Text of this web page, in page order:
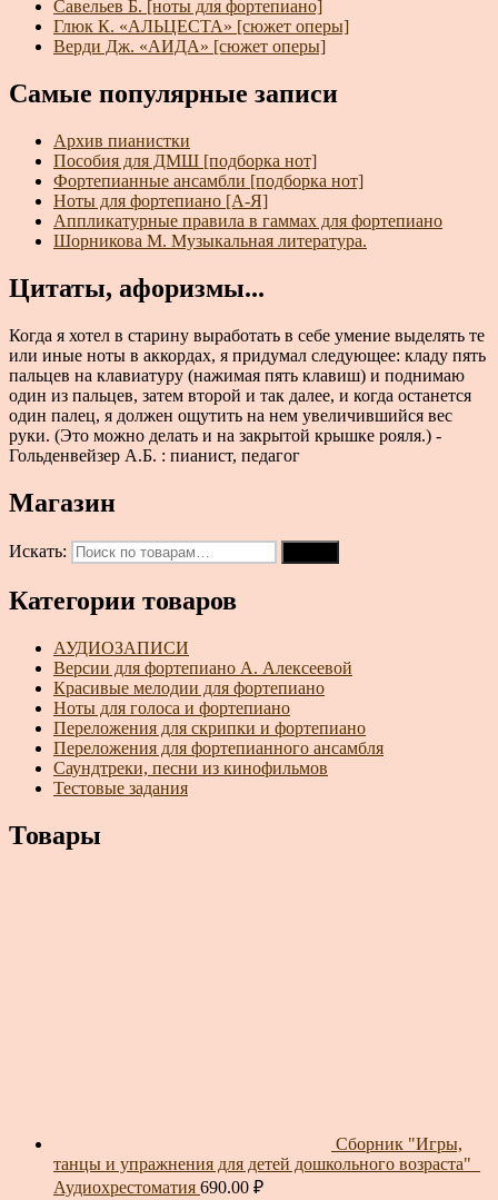
Савельев Б. [ноты для фортепиано]
Глюк К. «АЛЬЦЕСТА» [сюжет оперы]
Верди Дж. «АИДА» [сюжет оперы]
Самые популярные записи
Архив пианистки
Пособия для ДМШ [подборка нот]
Фортепианные ансамбли [подборка нот]
Ноты для фортепиано [А-Я]
Аппликатурные правила в гаммах для фортепиано
Шорникова М. Музыкальная литература.
Цитаты, афоризмы...
Когда я хотел в старину выработать в себе умение выделять те
или иные ноты в аккордах, я придумал следующее: кладу пять
пальцев на клавиатуру (нажимая пять клавиш) и поднимаю
один из пальцев, затем второй и так далее, и когда останется
один палец, я должен ощутить на нем увеличившийся вес
руки. (Это можно делать и на закрытой крышке рояля.) -
Гольденвейзер А.Б. : пианист, педагог
Магазин
Искать:
Категории товаров
АУДИОЗАПИСИ
Версии для фортепиано А. Алексеевой
Красивые мелодии для фортепиано
Ноты для голоса и фортепиано
Переложения для скрипки и фортепиано
Переложения для фортепианного ансамбля
Саундтреки, песни из кинофильмов
Тестовые задания
Товары
Сборник "Игры,
танцы и упражнения для детей дошкольного возраста"_
Аудиохрестоматия 690.00 ₽